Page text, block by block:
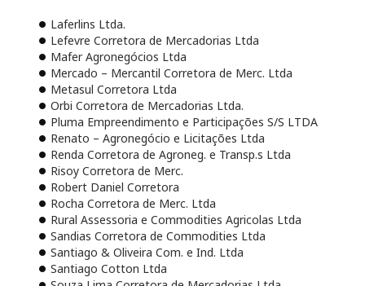
Laferlins Ltda.
Lefevre Corretora de Mercadorias Ltda
Mafer Agronegócios Ltda
Mercado – Mercantil Corretora de Merc. Ltda
Metasul Corretora Ltda
Orbi Corretora de Mercadorias Ltda.
Pluma Empreendimento e Participações S/S LTDA
Renato – Agronegócio e Licitações Ltda
Renda Corretora de Agroneg. e Transp.s Ltda
Risoy Corretora de Merc.
Robert Daniel Corretora
Rocha Corretora de Merc. Ltda
Rural Assessoria e Commodities Agricolas Ltda
Sandias Corretora de Commodities Ltda
Santiago & Oliveira Com. e Ind. Ltda
Santiago Cotton Ltda